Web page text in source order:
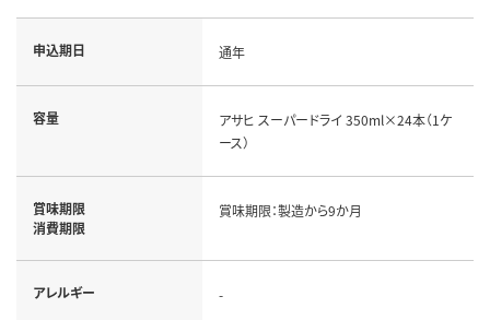
申込期日 通年
容量
アサヒ スーパードライ 350ml×24本（1ケ
ース）
賞味期限
消費期限
賞味期限：製造から9か月
アレルギー -